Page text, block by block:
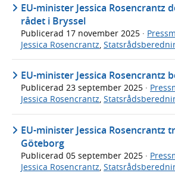
EU-minister Jessica Rosencrantz
rådet i Bryssel
Publicerad 17 november 2025 ·
Jessica Rosencrantz
EU-minister Jessica Rosencrantz
Publicerad 23 september 2025 ·
Jessica Rosencrantz,
EU-minister Jessica Rosencrantz
Göteborg
Publicerad 05 september 2025 ·
Jessica Rosencrantz,